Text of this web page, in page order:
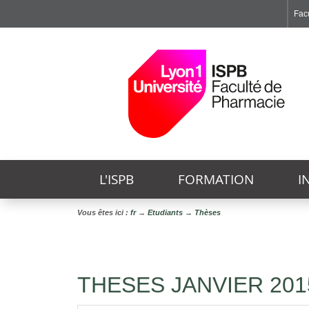
L'ISPB FORMATION
Vous êtes ici : fr→ Etudiants → Thèses
THESES JANVIER